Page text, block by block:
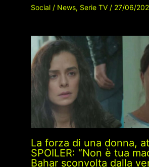
Social/ News, Serie TV/ 27/06/
La forza di una donna,
SPOILER: “Non è tua
Bahar sconvolta dalla